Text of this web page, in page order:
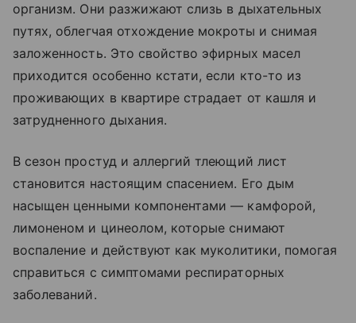
организм. Они разжижают слизь в дыхательных
путях, облегчая отхождение мокроты и снимая
заложенность. Это свойство эфирных масел
приходится особенно кстати, если кто-то из
проживающих в квартире страдает от кашля и
затрудненного дыхания.
В сезон простуд и аллергий тлеющий лист
становится настоящим спасением. Его дым
насыщен ценными компонентами — камфорой,
лимоненом и цинеолом, которые снимают
воспаление и действуют как муколитики, помогая
справиться с симптомами респираторных
заболеваний.